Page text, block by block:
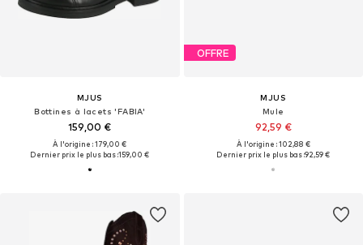
MJUS
Bottines à lacets 'FABIA'
159,00 €
À l'origine : 179,00 €
Dernier prix le plus bas :159,00 €
OFFRE
MJUS
Mule
92,59 €
À l'origine : 102,88 €
Dernier prix le plus bas :92,59 €